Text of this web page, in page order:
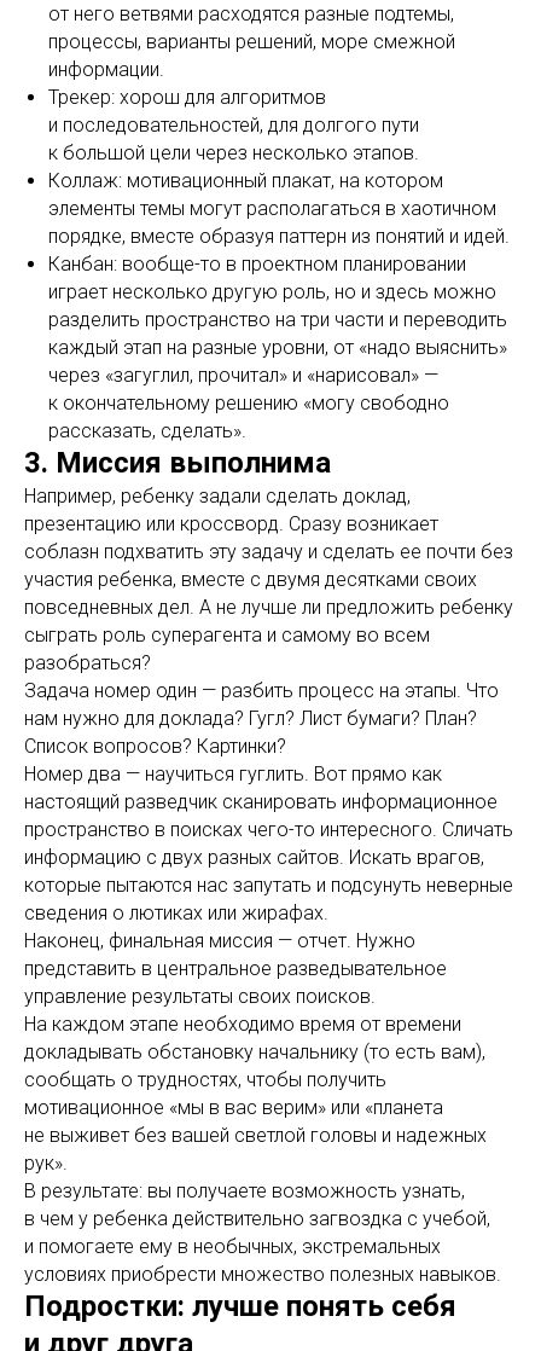
от него ветвями расходятся разные подтемы,
процессы, варианты решений, море смежной
информации.
Трекер: хорош для алгоритмов
и последовательностей, для долгого пути
к большой цели через несколько этапов.
Коллаж: мотивационный плакат, на котором
элементы темы могут располагаться в хаотичном
порядке, вместе образуя паттерн из понятий и идей.
Канбан: вообще-то в проектном планировании
играет несколько другую роль, но и здесь можно
разделить пространство на три части и переводить
каждый этап на разные уровни, от «надо выяснить»
через «загуглил, прочитал» и «нарисовал» —
к окончательному решению «могу свободно
рассказать, сделать».
3. Миссия выполнима
Например, ребенку задали сделать доклад,
презентацию или кроссворд. Сразу возникает
соблазн подхватить эту задачу и сделать ее почти без
участия ребенка, вместе с двумя десятками своих
повседневных дел. А не лучше ли предложить ребенку
сыграть роль суперагента и самому во всем
разобраться?
Задача номер один — разбить процесс на этапы. Что
нам нужно для доклада? Гугл? Лист бумаги? План?
Список вопросов? Картинки?
Номер два — научиться гуглить. Вот прямо как
настоящий разведчик сканировать информационное
пространство в поисках чего-то интересного. Сличать
информацию с двух разных сайтов. Искать врагов,
которые пытаются нас запутать и подсунуть неверные
сведения о лютиках или жирафах.
Наконец, финальная миссия — отчет. Нужно
представить в центральное разведывательное
управление результаты своих поисков.
На каждом этапе необходимо время от времени
докладывать обстановку начальнику (то есть вам),
сообщать о трудностях, чтобы получить
мотивационное «мы в вас верим» или «планета
не выживет без вашей светлой головы и надежных
рук».
В результате: вы получаете возможность узнать,
в чем у ребенка действительно загвоздка с учебой,
и помогаете ему в необычных, экстремальных
условиях приобрести множество полезных навыков.
Подростки: лучше понять себя
и друг друга